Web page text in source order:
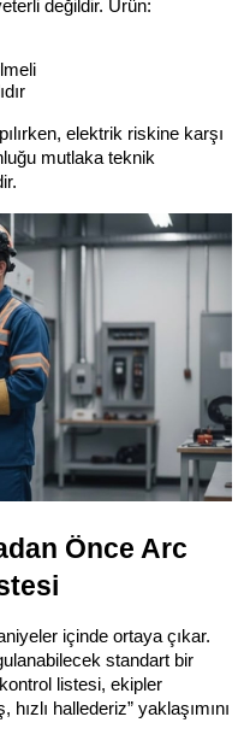
değildir. Ürün:
elektrik riskine karşı
mutlaka teknik
Önce Arc
içinde ortaya çıkar.
standart bir
listesi, ekipler
hallederiz” yaklaşımını